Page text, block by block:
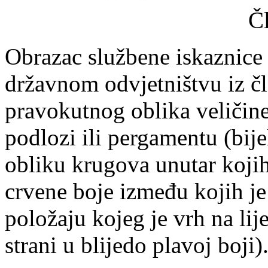
Obrazac službene
državnom odvjetništvu iz
pravokutnog oblika
podlozi ili pergamentu
obliku krugova unutar
crvene boje između kojih
položaju kojeg je vrh na
strani u blijedo plavoj boji).